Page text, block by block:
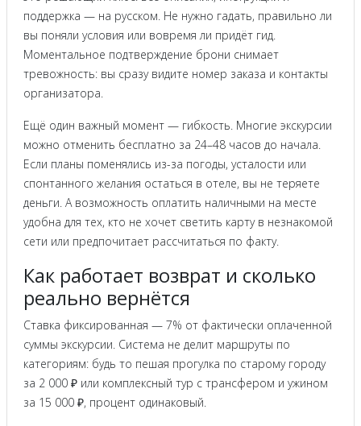
поддержка — на русском. Не нужно гадать, правильно ли
вы поняли условия или вовремя ли придёт гид.
Моментальное подтверждение брони снимает
тревожность: вы сразу видите номер заказа и контакты
организатора.
Ещё один важный момент — гибкость. Многие экскурсии
можно отменить бесплатно за 24–48 часов до начала.
Если планы поменялись из-за погоды, усталости или
спонтанного желания остаться в отеле, вы не теряете
деньги. А возможность оплатить наличными на месте
удобна для тех, кто не хочет светить карту в незнакомой
сети или предпочитает рассчитаться по факту.
Как работает возврат и сколько
реально вернётся
Ставка фиксированная — 7% от фактически оплаченной
суммы экскурсии. Система не делит маршруты по
категориям: будь то пешая прогулка по старому городу
за 2 000 ₽ или комплексный тур с трансфером и ужином
за 15 000 ₽, процент одинаковый.